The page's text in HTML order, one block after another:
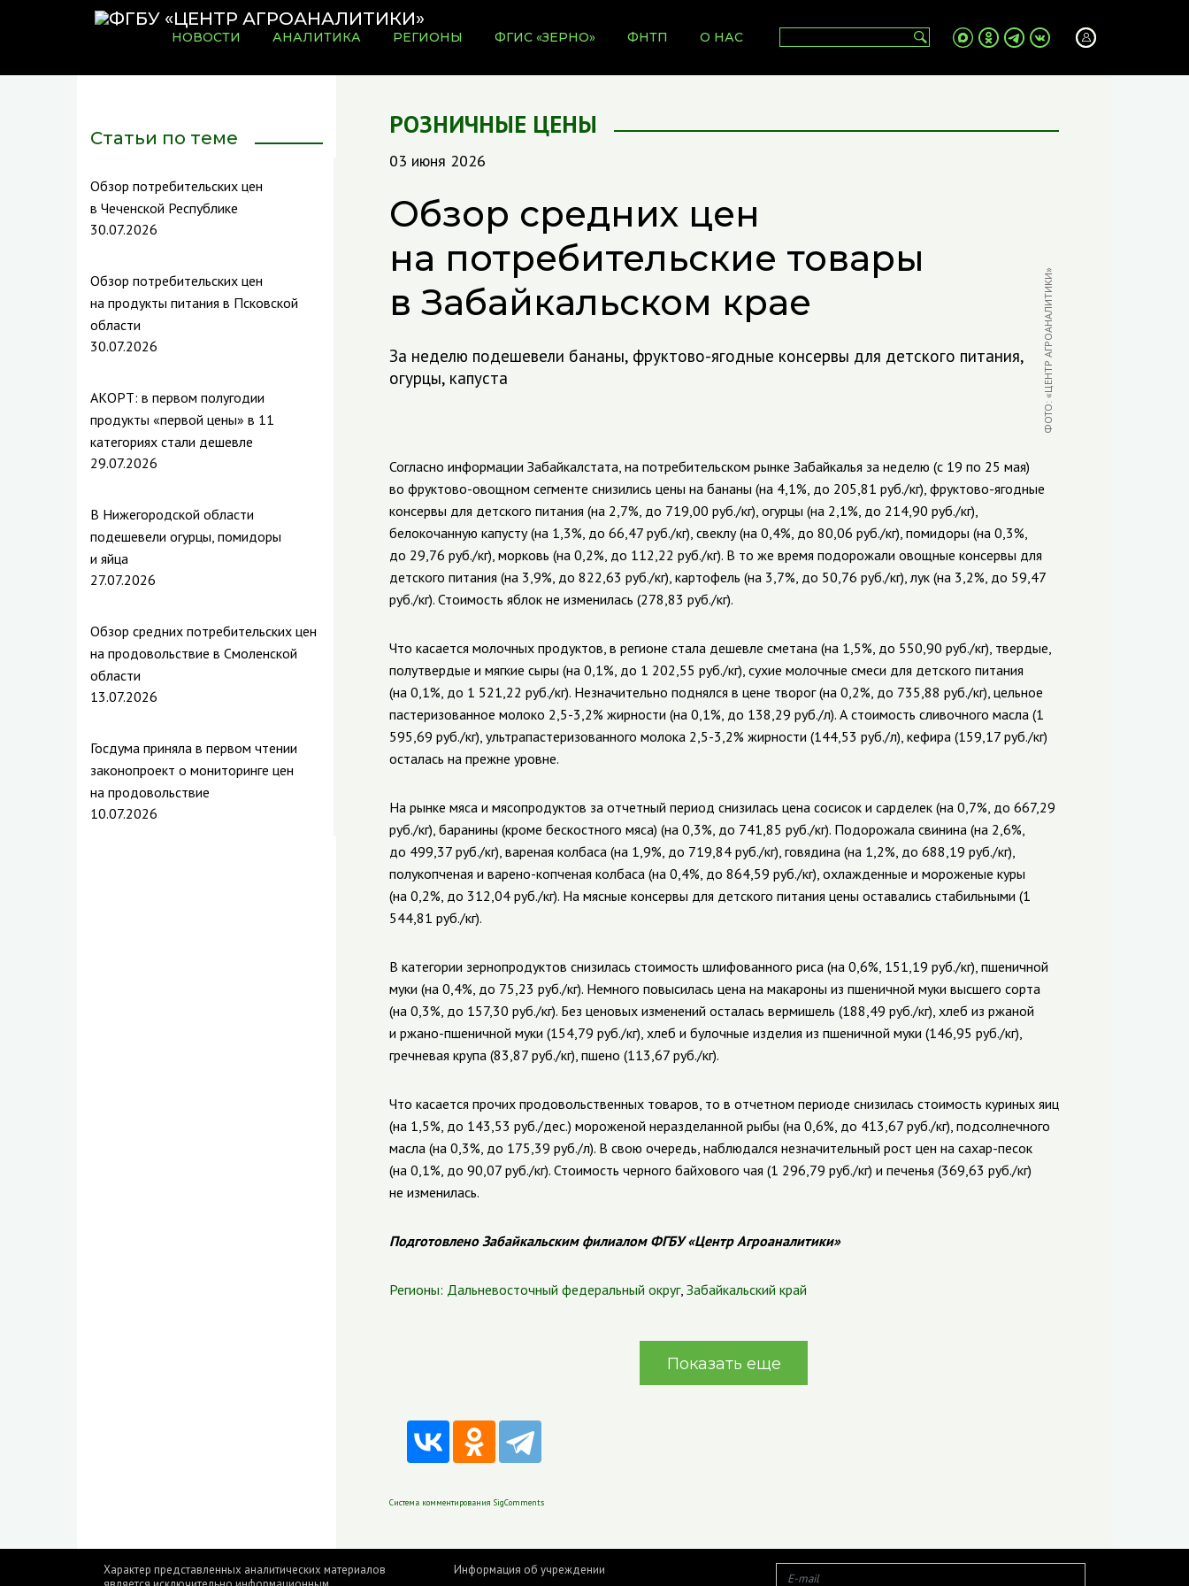
НОВОСТИ АНАЛИТИКА РЕГИОНЫ ФГИС «ЗЕРНО» ФНТП О НАС
Статьи по теме
Обзор потребительских цен
в Чеченской Республике
30.07.2026
Обзор потребительских цен
на продукты питания в Псковской
области
30.07.2026
АКОРТ: в первом полугодии
продукты «первой цены» в 11
категориях стали дешевле
29.07.2026
В Нижегородской области
подешевели огурцы, помидоры
и яйца
27.07.2026
Обзор средних потребительских цен
на продовольствие в Смоленской
области
13.07.2026
Госдума приняла в первом чтении
законопроект о мониторинге цен
на продовольствие
10.07.2026
РОЗНИЧНЫЕ ЦЕНЫ
03 июня 2026
Обзор средних цен
на потребительские товары
в Забайкальском крае
За неделю подешевели бананы, фруктово-ягодные консервы для детского питания,
огурцы, капуста
ФОТО: «ЦЕНТР АГРОАНАЛИТИКИ»
Согласно информации Забайкалстата, на потребительском рынке Забайкалья за неделю (с 19 по 25 мая)
во фруктово-овощном сегменте снизились цены на бананы (на 4,1%, до 205,81 руб./кг), фруктово-ягодные
консервы для детского питания (на 2,7%, до 719,00 руб./кг), огурцы (на 2,1%, до 214,90 руб./кг),
белокочанную капусту (на 1,3%, до 66,47 руб./кг), свеклу (на 0,4%, до 80,06 руб./кг), помидоры (на 0,3%,
до 29,76 руб./кг), морковь (на 0,2%, до 112,22 руб./кг). В то же время подорожали овощные консервы для
детского питания (на 3,9%, до 822,63 руб./кг), картофель (на 3,7%, до 50,76 руб./кг), лук (на 3,2%, до 59,47
руб./кг). Стоимость яблок не изменилась (278,83 руб./кг).
Что касается молочных продуктов, в регионе стала дешевле сметана (на 1,5%, до 550,90 руб./кг), твердые,
полутвердые и мягкие сыры (на 0,1%, до 1 202,55 руб./кг), сухие молочные смеси для детского питания
(на 0,1%, до 1 521,22 руб./кг). Незначительно поднялся в цене творог (на 0,2%, до 735,88 руб./кг), цельное
пастеризованное молоко 2,5-3,2% жирности (на 0,1%, до 138,29 руб./л). А стоимость сливочного масла (1
595,69 руб./кг), ультрапастеризованного молока 2,5-3,2% жирности (144,53 руб./л), кефира (159,17 руб./кг)
осталась на прежне уровне.
На рынке мяса и мясопродуктов за отчетный период снизилась цена сосисок и сарделек (на 0,7%, до 667,29
руб./кг), баранины (кроме бескостного мяса) (на 0,3%, до 741,85 руб./кг). Подорожала свинина (на 2,6%,
до 499,37 руб./кг), вареная колбаса (на 1,9%, до 719,84 руб./кг), говядина (на 1,2%, до 688,19 руб./кг),
полукопченая и варено-копченая колбаса (на 0,4%, до 864,59 руб./кг), охлажденные и мороженые куры
(на 0,2%, до 312,04 руб./кг). На мясные консервы для детского питания цены оставались стабильными (1
544,81 руб./кг).
В категории зернопродуктов снизилась стоимость шлифованного риса (на 0,6%, 151,19 руб./кг), пшеничной
муки (на 0,4%, до 75,23 руб./кг). Немного повысилась цена на макароны из пшеничной муки высшего сорта
(на 0,3%, до 157,30 руб./кг). Без ценовых изменений осталась вермишель (188,49 руб./кг), хлеб из ржаной
и ржано-пшеничной муки (154,79 руб./кг), хлеб и булочные изделия из пшеничной муки (146,95 руб./кг),
гречневая крупа (83,87 руб./кг), пшено (113,67 руб./кг).
Что касается прочих продовольственных товаров, то в отчетном периоде снизилась стоимость куриных яиц
(на 1,5%, до 143,53 руб./дес.) мороженой неразделанной рыбы (на 0,6%, до 413,67 руб./кг), подсолнечного
масла (на 0,3%, до 175,39 руб./л). В свою очередь, наблюдался незначительный рост цен на сахар-песок
(на 0,1%, до 90,07 руб./кг). Стоимость черного байхового чая (1 296,79 руб./кг) и печенья (369,63 руб./кг)
не изменилась.
Подготовлено Забайкальским филиалом ФГБУ «Центр Агроаналитики»
Регионы: Дальневосточный федеральный округ, Забайкальский край
Показать еще
Система комментирования SigComments
Характер представленных аналитических материалов
Информация об учреждении